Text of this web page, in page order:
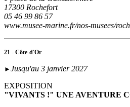
17300 Rochefort
05 46 99 86 57
www.musee-marine.fr/nos-musees/
21 - Côte-d'Or
► Jusqu'au 3 janvier 2027
EXPOSITION
"VIVANTS !" UNE AVENTURE